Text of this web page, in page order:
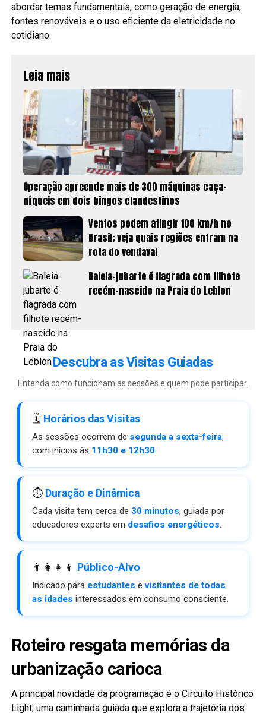
abordar temas fundamentais, como geração de energia,
fontes renováveis e o uso eficiente da eletricidade no
cotidiano.
Leia mais
Operação apreende mais de 300 máquinas caça-
níqueis em dois bingos clandestinos
Ventos podem atingir 100 km/h no
Brasil; veja quais regiões entram na
rota do vendaval
Baleia-jubarte é flagrada com filhote
recém-nascido na Praia do Leblon
Descubra as Visitas Guiadas
Entenda como funcionam as sessões e quem pode participar.
🗓️ Horários das Visitas
As sessões ocorrem de segunda a sexta-feira,
com inícios às 11h30 e 12h30.
⏱️ Duração e Dinâmica
Cada visita tem cerca de 30 minutos, guiada por
educadores experts em desafios energéticos.
👨‍👩‍👧‍👦 Público-Alvo
Indicado para estudantes evisitantes de todas
as idades interessados em consumo consciente.
Roteiro resgata memórias da
urbanização carioca
A principal novidade da programação é o Circuito Histórico
Light, uma caminhada guiada que explora a trajetória dos